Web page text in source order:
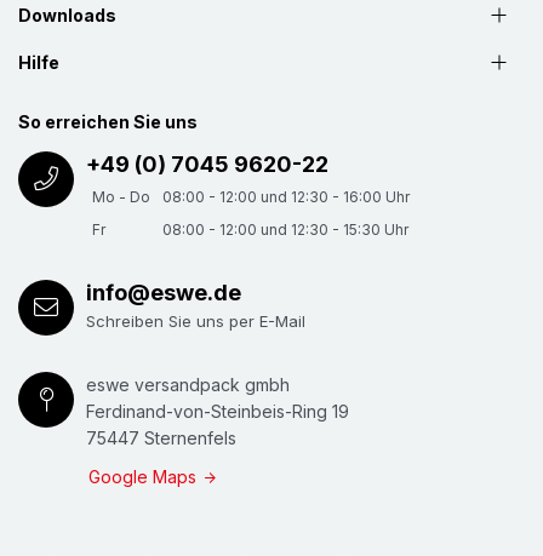
Downloads
Hilfe
So erreichen Sie uns
+49 (0) 7045 9620-22
Mo - Do
08:00 - 12:00 und 12:30 - 16:00 Uhr
Fr
08:00 - 12:00 und 12:30 - 15:30 Uhr
info@eswe.de
Schreiben Sie uns per E-Mail
eswe versandpack gmbh
Ferdinand-von-Steinbeis-Ring 19
75447 Sternenfels
Google Maps